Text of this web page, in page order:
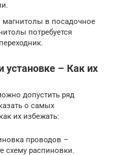
магнитолы в посадочное
потребуется
– Как их
допустить ряд
о самых
их избежать:
проводов –
схему распиновки.